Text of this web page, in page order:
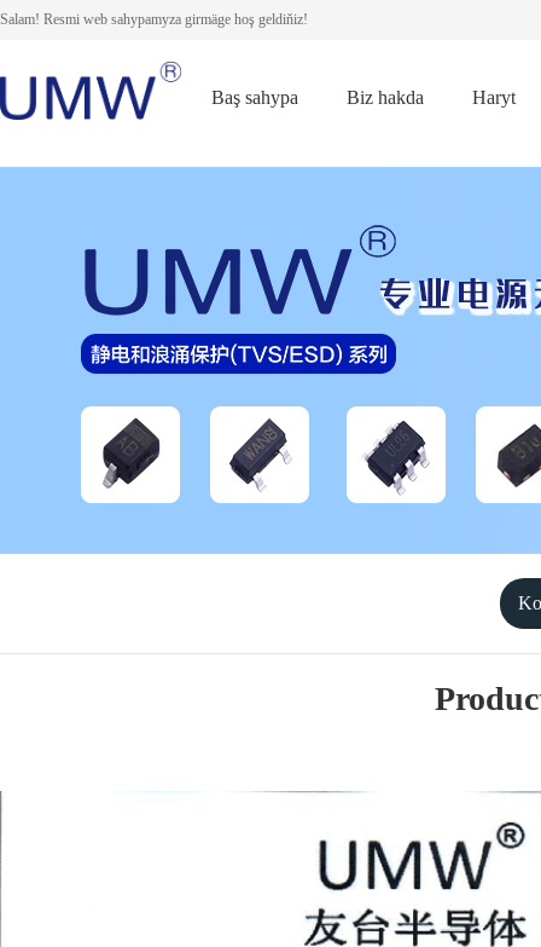
Salam! Resmi web sahypamyza girmäge hoş geldiňiz!
Baş sahypa Biz hakda Haryt